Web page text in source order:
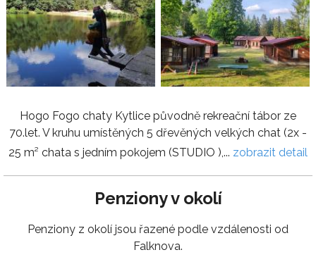
Hogo Fogo chaty Kytlice původně rekreační tábor ze
70.let. V kruhu umístěných 5 dřevěných velkých chat (2x -
25 m² chata s jedním pokojem (STUDIO ),... zobrazit detail
Penziony v okolí
Penziony z okolí jsou řazené podle vzdálenosti od
Falknova.